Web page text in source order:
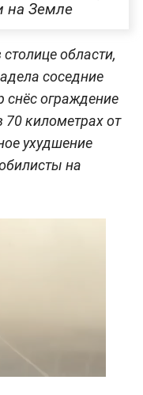
на Земле
области,
соседние
снёс ограждение
70 километрах от
ухудшение
на